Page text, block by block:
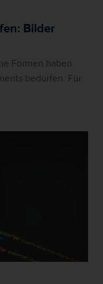
Bilder
Formen haben
bedürfen: Für